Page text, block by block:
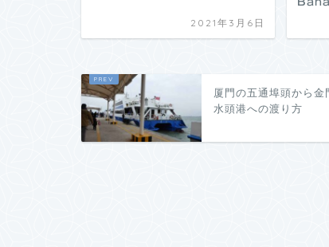
2021年3月6日
厦門の五通埠頭から金
水頭港への渡り方